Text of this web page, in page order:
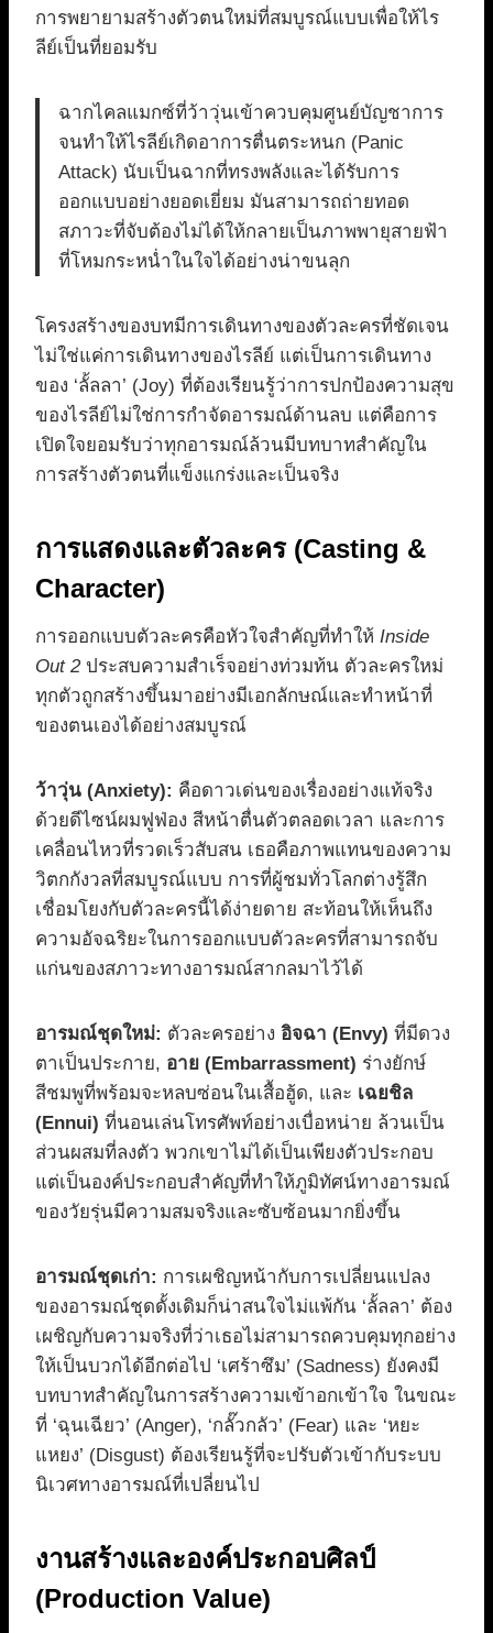
การพยายามสร้างตัวตนใหม่ที่สมบูรณ์แบบเพื่อให้ไร
ลีย์เป็นที่ยอมรับ
ฉากไคลแมกซ์ที่ว้าวุ่นเข้าควบคุมศูนย์บัญชาการ
จนทำให้ไรลีย์เกิดอาการตื่นตระหนก (Panic
Attack) นับเป็นฉากที่ทรงพลังและได้รับการ
ออกแบบอย่างยอดเยี่ยม มันสามารถถ่ายทอด
สภาวะที่จับต้องไม่ได้ให้กลายเป็นภาพพายุสายฟ้า
ที่โหมกระหน่ำในใจได้อย่างน่าขนลุก
โครงสร้างของบทมีการเดินทางของตัวละครที่ชัดเจน
ไม่ใช่แค่การเดินทางของไรลีย์ แต่เป็นการเดินทาง
ของ ‘ลั้ลลา’ (Joy) ที่ต้องเรียนรู้ว่าการปกป้องความสุข
ของไรลีย์ไม่ใช่การกำจัดอารมณ์ด้านลบ แต่คือการ
เปิดใจยอมรับว่าทุกอารมณ์ล้วนมีบทบาทสำคัญใน
การสร้างตัวตนที่แข็งแกร่งและเป็นจริง
การแสดงและตัวละคร (Casting &
Character)
การออกแบบตัวละครคือหัวใจสำคัญที่ทำให้ Inside
Out 2ประสบความสำเร็จอย่างท่วมท้น ตัวละครใหม่
ทุกตัวถูกสร้างขึ้นมาอย่างมีเอกลักษณ์และทำหน้าที่
ของตนเองได้อย่างสมบูรณ์
ว้าวุ่น (Anxiety): คือดาวเด่นของเรื่องอย่างแท้จริง
ด้วยดีไซน์ผมฟูฟ่อง สีหน้าตื่นตัวตลอดเวลา และการ
เคลื่อนไหวที่รวดเร็วสับสน เธอคือภาพแทนของความ
วิตกกังวลที่สมบูรณ์แบบ การที่ผู้ชมทั่วโลกต่างรู้สึก
เชื่อมโยงกับตัวละครนี้ได้ง่ายดาย สะท้อนให้เห็นถึง
ความอัจฉริยะในการออกแบบตัวละครที่สามารถจับ
แก่นของสภาวะทางอารมณ์สากลมาไว้ได้
อารมณ์ชุดใหม่: ตัวละครอย่าง อิจฉา (Envy) ที่มีดวง
ตาเป็นประกาย, อาย (Embarrassment) ร่างยักษ์
สีชมพูที่พร้อมจะหลบซ่อนในเสื้อฮู้ด, และ เฉยชิล
(Ennui) ที่นอนเล่นโทรศัพท์อย่างเบื่อหน่าย ล้วนเป็น
ส่วนผสมที่ลงตัว พวกเขาไม่ได้เป็นเพียงตัวประกอบ
แต่เป็นองค์ประกอบสำคัญที่ทำให้ภูมิทัศน์ทางอารมณ์
ของวัยรุ่นมีความสมจริงและซับซ้อนมากยิ่งขึ้น
อารมณ์ชุดเก่า: การเผชิญหน้ากับการเปลี่ยนแปลง
ของอารมณ์ชุดดั้งเดิมก็น่าสนใจไม่แพ้กัน ‘ลั้ลลา’ ต้อง
เผชิญกับความจริงที่ว่าเธอไม่สามารถควบคุมทุกอย่าง
ให้เป็นบวกได้อีกต่อไป ‘เศร้าซึม’ (Sadness) ยังคงมี
บทบาทสำคัญในการสร้างความเข้าอกเข้าใจ ในขณะ
ที่ ‘ฉุนเฉียว’ (Anger), ‘กลั๊วกลัว’ (Fear) และ ‘หยะ
แหยง’ (Disgust) ต้องเรียนรู้ที่จะปรับตัวเข้ากับระบบ
นิเวศทางอารมณ์ที่เปลี่ยนไป
งานสร้างและองค์ประกอบศิลป์
(Production Value)